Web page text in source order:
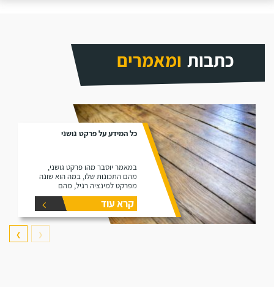
כתבות ומאמרים
כל המידע על פרקט גושני
במאמר יוסבר מהו פרקט גושני,
מהם התכונות שלו, במה הוא שונה
מפרקט למינציה רגיל, מהם
היתרונות שלו ומהם החסרונות שלו.
קרא עוד
❮
❯